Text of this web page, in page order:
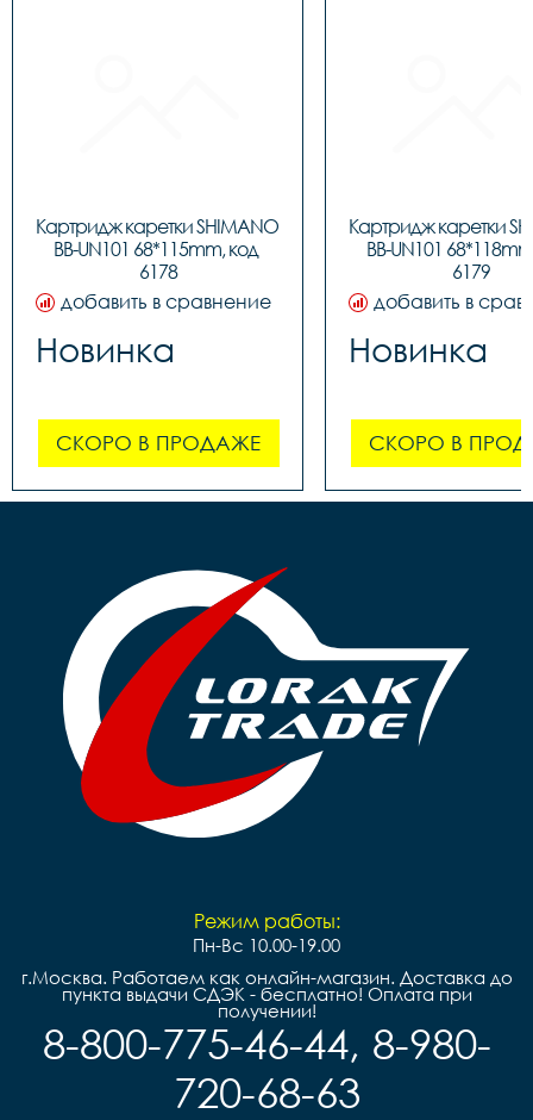
Картридж каретки SHIMANO
BB-UN101 68*115mm, код
6178
добавить в сравнение
Новинка
СКОРО В ПРОДАЖЕ
Картридж каретки
BB-UN101
6179
добавить в
Новинка
СКОРО В
Режим работы:
Пн-Вс 10.00-19.00
г.Москва. Работаем как онлайн-магазин. Доставка до
пункта выдачи СДЭК - бесплатно! Оплата при
получении!
8-800-775-46-44, 8-980-
720-68-63